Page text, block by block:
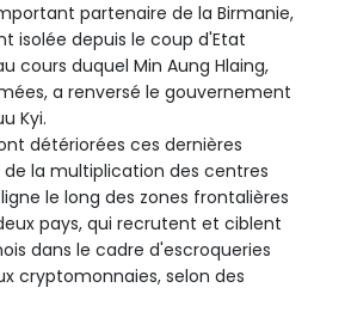
partenaire de la Birmanie,
isolée depuis le coup d'Etat
cours duquel Min Aung Hlaing,
a renversé le gouvernement
Kyi.
détériorées ces dernières
de la multiplication des centres
le long des zones frontalières
pays, qui recrutent et ciblent
dans le cadre d'escroqueries
cryptomonnaies, selon des